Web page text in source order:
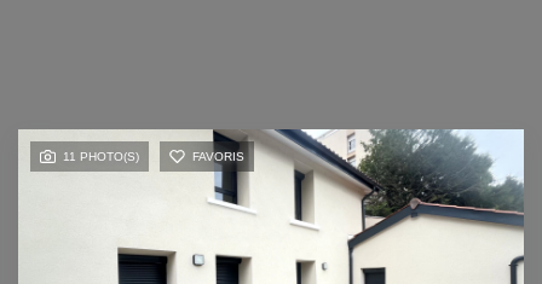
11 PHOTO(S) FAVORIS